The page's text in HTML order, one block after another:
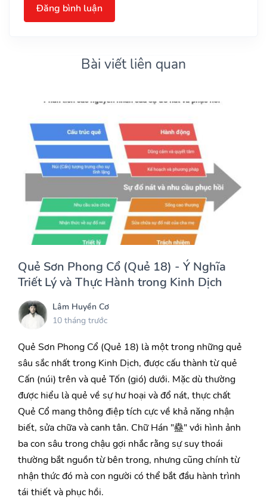
Đăng bình luận
Bài viết liên quan
Quẻ Sơn Phong Cổ (Quẻ 18) - Ý Nghĩa
Triết Lý và Thực Hành trong Kinh Dịch
Lâm Huyền Cơ
10 tháng trước
Quẻ Sơn Phong Cổ (Quẻ 18) là một trong những quẻ
sâu sắc nhất trong Kinh Dịch, được cấu thành từ quẻ
Cấn (núi) trên và quẻ Tốn (gió) dưới. Mặc dù thường
được hiểu là quẻ về sự hư hoại và đổ nát, thực chất
Quẻ Cổ mang thông điệp tích cực về khả năng nhận
biết, sửa chữa và canh tân. Chữ Hán "蠱" với hình ảnh
ba con sâu trong chậu gợi nhắc rằng sự suy thoái
thường bắt nguồn từ bên trong, nhưng cũng chính từ
nhận thức đó mà con người có thể bắt đầu hành trình
tái thiết và phục hồi.